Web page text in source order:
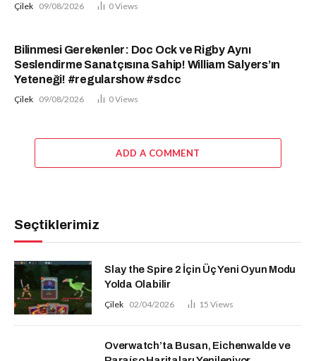
Çilek 09/08/2026 0Views
Bilinmesi Gerekenler: Doc Ock ve Rigby Aynı
Seslendirme Sanatçısına Sahip! William Salyers’ın
Yeteneği! #regularshow #sdcc
Çilek 09/08/2026 0Views
ADD A COMMENT
Seçtiklerimiz
Slay the Spire 2 İçin Üç Yeni Oyun Modu
Yolda Olabilir
Çilek 02/04/2026 15 Views
Overwatch’ta Busan, Eichenwalde ve